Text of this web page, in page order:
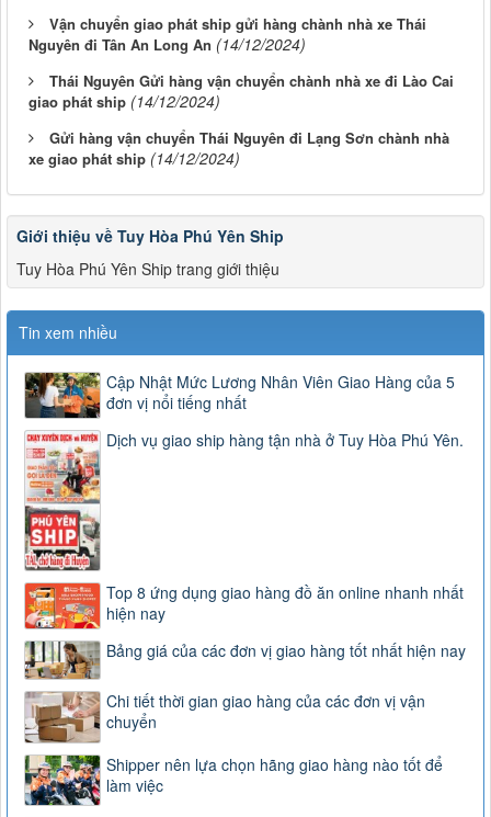
Vận chuyển giao phát ship gửi hàng chành nhà xe Thái
Nguyên đi Tân An Long An (14/12/2024)
Thái Nguyên Gửi hàng vận chuyển chành nhà xe đi Lào Cai
giao phát ship (14/12/2024)
Gửi hàng vận chuyển Thái Nguyên đi Lạng Sơn chành nhà
xe giao phát ship (14/12/2024)
Giới thiệu về Tuy Hòa Phú Yên Ship
Tuy Hòa Phú Yên Ship trang giới thiệu
Tin xem nhiều
Cập Nhật Mức Lương Nhân Viên Giao Hàng của 5
đơn vị nổi tiếng nhất
Dịch vụ giao ship hàng tận nhà ở Tuy Hòa Phú Yên.
Top 8 ứng dụng giao hàng đồ ăn online nhanh nhất
hiện nay
Bảng giá của các đơn vị giao hàng tốt nhất hiện nay
Chi tiết thời gian giao hàng của các đơn vị vận
chuyển
Shipper nên lựa chọn hãng giao hàng nào tốt để
làm việc